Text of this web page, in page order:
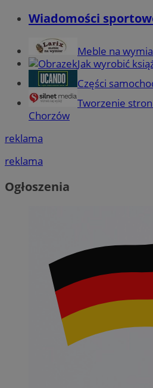
Wiadomości
Meble na
Jak wyrobić
Części
Tworzenie
Chorzów
reklama
reklama
Ogłoszenia